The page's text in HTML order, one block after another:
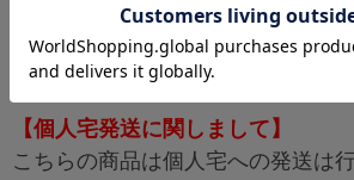
予めご了承ください。
【個人宅発送に関しまして】
こちらの商品は個人宅への発送は